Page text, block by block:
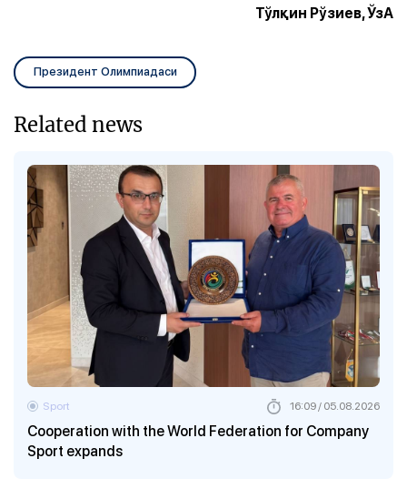
Тўлқин Рўзиев, ЎзА
Президент Олимпиадаси
Related news
Cooperation with the World Federation for Company
Sport expands
Sport 16:09 / 05.08.2026